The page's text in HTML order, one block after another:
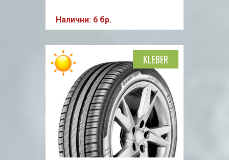
Налични: 6 бр.
KLEBER